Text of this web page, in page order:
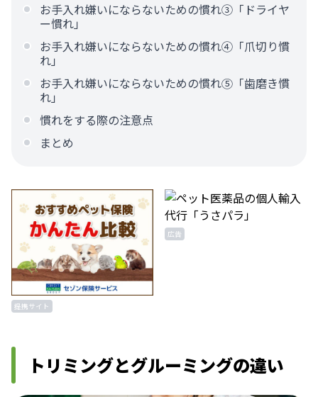
お手入れ嫌いにならないための慣れ③「ドライヤ
ー慣れ」
お手入れ嫌いにならないための慣れ④「爪切り慣
れ」
お手入れ嫌いにならないための慣れ⑤「歯磨き慣
れ」
慣れをする際の注意点
まとめ
提携サイト
広告
トリミングとグルーミングの違い